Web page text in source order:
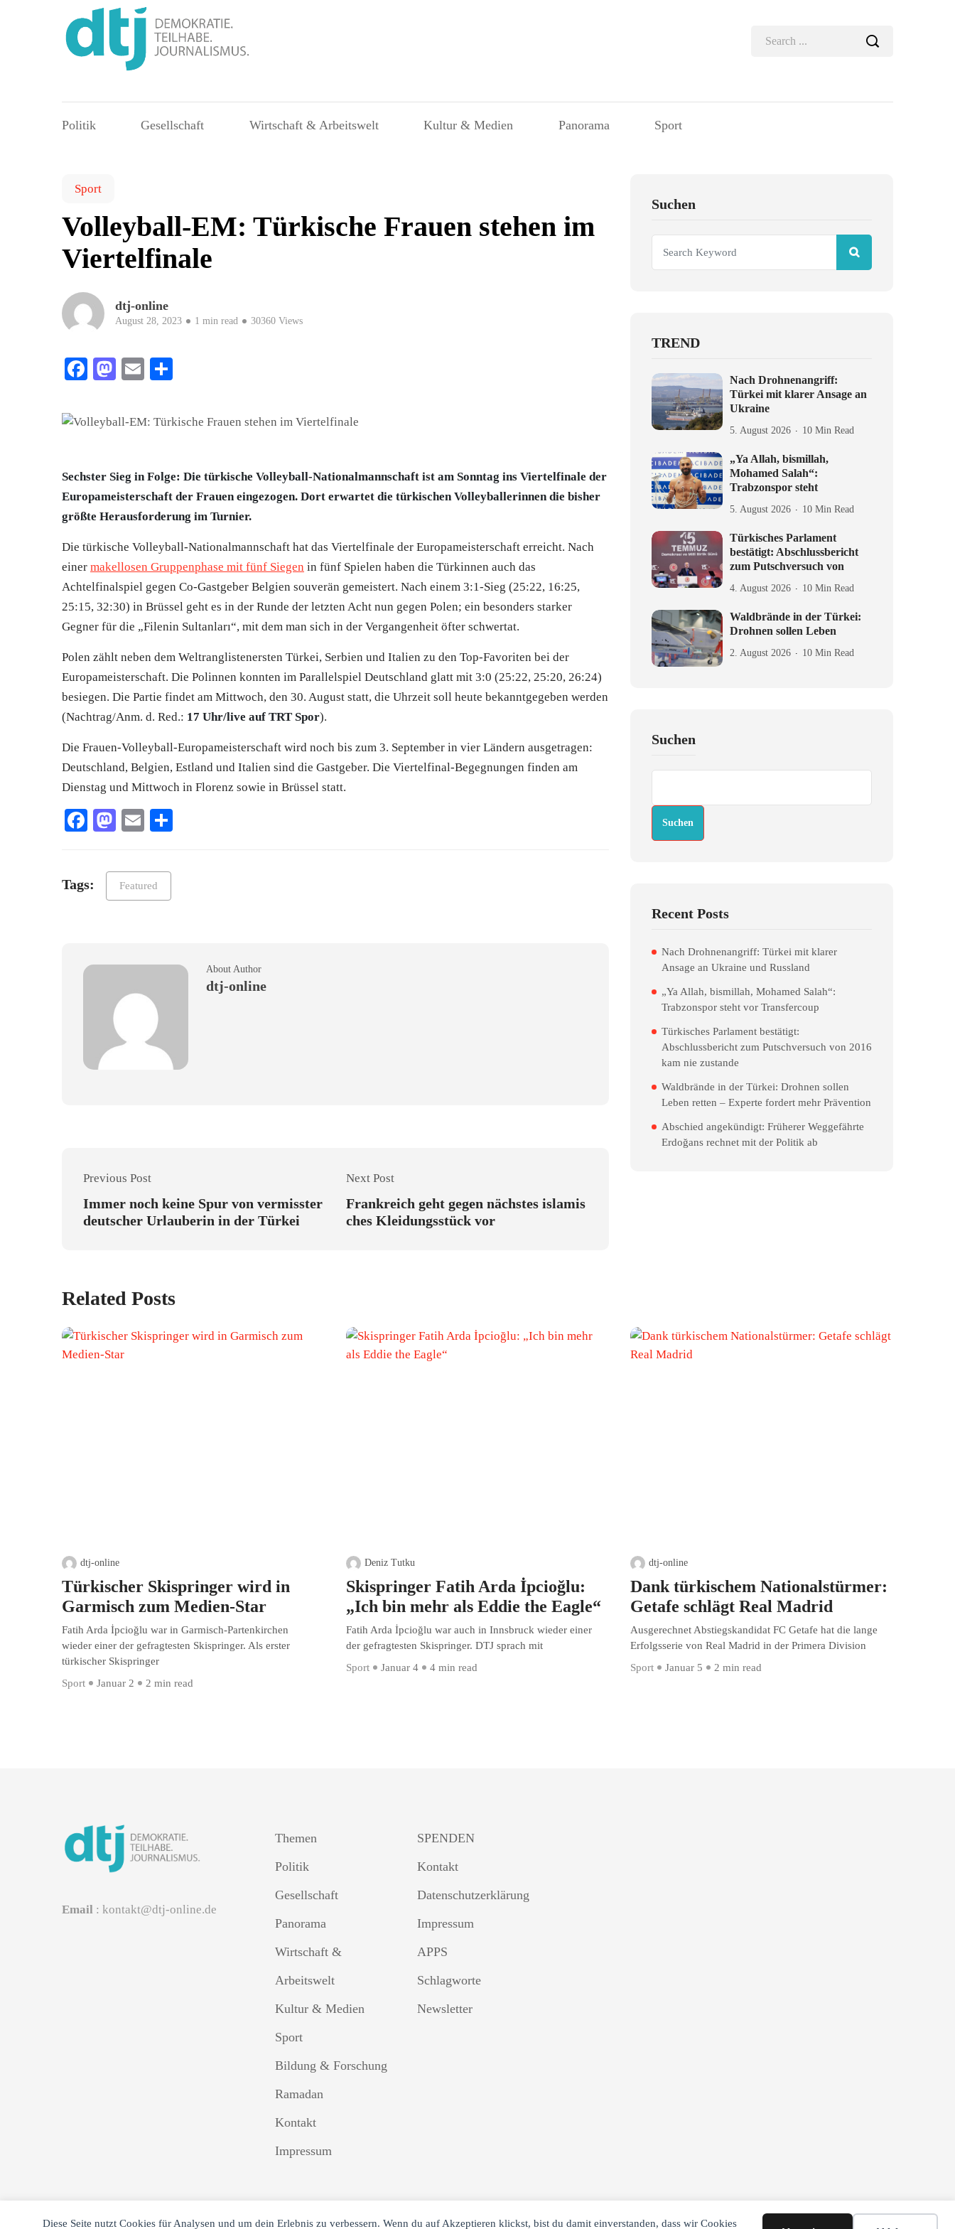
Diese Seite nutzt Cookies für Analysen und um dein Erlebnis zu verbessern. Wenn du auf Akzeptieren klickst, bist du damit einverstanden, dass wir Cookies
Politik Gesellschaft Wirtschaft & Arbeitswelt Kultur & Medien Panorama Sport
Sport
Volleyball-EM: Türkische Frauen stehen im
Viertelfinale
dtj-online
August 28, 2023 1 min read 30360 Views
Facebook
Mastodon
Email
Sechster Sieg in Folge: Die türkische Volleyball-Nationalmannschaft ist am Sonntag ins Viertelfinale der
Europameisterschaft der Frauen eingezogen. Dort erwartet die türkischen Volleyballerinnen die bisher
größte Herausforderung im Turnier.
Die türkische Volleyball-Nationalmannschaft hat das Viertelfinale der Europameisterschaft erreicht. Nach
einer makellosen Gruppenphase mit fünf Siegen in fünf Spielen haben die Türkinnen auch das
Achtelfinalspiel gegen Co-Gastgeber Belgien souverän gemeistert. Nach einem 3:1-Sieg (25:22, 16:25,
25:15, 32:30) in Brüssel geht es in der Runde der letzten Acht nun gegen Polen; ein besonders starker
Gegner für die „Filenin Sultanları“, mit dem man sich in der Vergangenheit öfter schwertat.
Polen zählt neben dem Weltranglistenersten Türkei, Serbien und Italien zu den Top-Favoriten bei der
Europameisterschaft. Die Polinnen konnten im Parallelspiel Deutschland glatt mit 3:0 (25:22, 25:20, 26:24)
besiegen. Die Partie findet am Mittwoch, den 30. August statt, die Uhrzeit soll heute bekanntgegeben werden
(Nachtrag/Anm. d. Red.: 17 Uhr/live auf TRT Spor).
Die Frauen-Volleyball-Europameisterschaft wird noch bis zum 3. September in vier Ländern ausgetragen:
Deutschland, Belgien, Estland und Italien sind die Gastgeber. Die Viertelfinal-Begegnungen finden am
Dienstag und Mittwoch in Florenz sowie in Brüssel statt.
Facebook
Mastodon
Email
Tags: Featured
About Author
dtj-online
Previous Post
Immer noch keine Spur von vermisster
deutscher Urlauberin in der Türkei
Next Post
Frankreich geht gegen nächstes islamis
ches Kleidungsstück vor
Suchen
TREND
Nach Drohnenangriff:
Türkei mit klarer Ansage an
Ukraine
5. August 2026 10 Min Read
„Ya Allah, bismillah,
Mohamed Salah“:
Trabzonspor steht
5. August 2026 10 Min Read
Türkisches Parlament
bestätigt: Abschlussbericht
zum Putschversuch von
4. August 2026 10 Min Read
Waldbrände in der Türkei:
Drohnen sollen Leben
2. August 2026 10 Min Read
Suchen
Suchen
Recent Posts
Nach Drohnenangriff: Türkei mit klarer
Ansage an Ukraine und Russland
„Ya Allah, bismillah, Mohamed Salah“:
Trabzonspor steht vor Transfercoup
Türkisches Parlament bestätigt:
Abschlussbericht zum Putschversuch von 2016
kam nie zustande
Waldbrände in der Türkei: Drohnen sollen
Leben retten – Experte fordert mehr Prävention
Abschied angekündigt: Früherer Weggefährte
Erdoğans rechnet mit der Politik ab
Related Posts
dtj-online
Türkischer Skispringer wird in
Garmisch zum Medien-Star
Fatih Arda İpcioğlu war in Garmisch-Partenkirchen
wieder einer der gefragtesten Skispringer. Als erster
türkischer Skispringer
Sport
Januar 2 2 min read
Deniz Tutku
Skispringer Fatih Arda İpcioğlu:
„Ich bin mehr als Eddie the Eagle“
Fatih Arda İpcioğlu war auch in Innsbruck wieder einer
der gefragtesten Skispringer. DTJ sprach mit
Sport
Januar 4 4 min read
dtj-online
Dank türkischem Nationalstürmer:
Getafe schlägt Real Madrid
Ausgerechnet Abstiegskandidat FC Getafe hat die lange
Erfolgsserie von Real Madrid in der Primera Division
Sport
Januar 5 2 min read
Email : kontakt@dtj-online.de
Themen
Politik
Gesellschaft
Panorama
Wirtschaft &
Arbeitswelt
Kultur & Medien
Sport
Bildung & Forschung
Ramadan
Kontakt
Impressum
SPENDEN
Kontakt
Datenschutzerklärung
Impressum
APPS
Schlagworte
Newsletter